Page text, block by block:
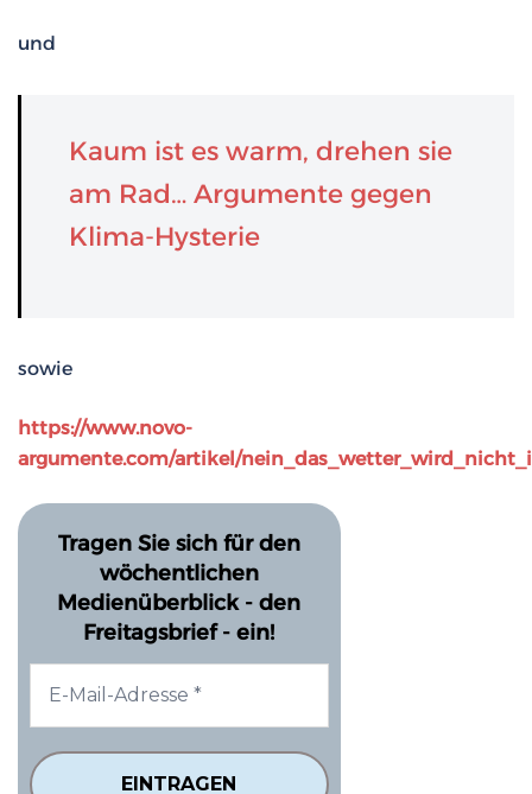
und
Kaum ist es warm, drehen sie
am Rad… Argumente gegen
Klima-Hysterie
sowie
https://www.novo-
argumente.com/artikel/
Tragen Sie sich für den
wöchentlichen
Medienüberblick - den
Freitagsbrief - ein!